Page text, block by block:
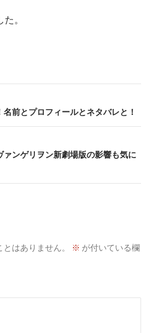
。
前とプロフィールとネタバレと！
ンゲリヲン新劇場版の影響も気に
はありません。 ※ が付いている欄